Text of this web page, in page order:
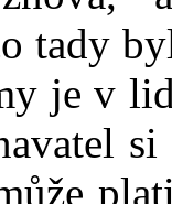
tady
je v